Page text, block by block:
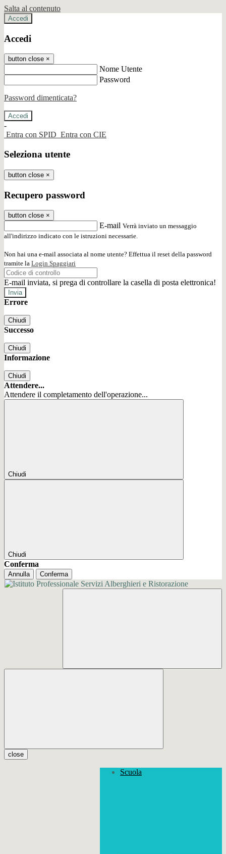
Salta al contenuto
Accedi
Accedi
button close ×
Nome Utente
Password
Password dimenticata?
-
Entra con SPID Entra con CIE
Seleziona utente
button close ×
Recupero password
button close ×
E-mail Verrà inviato un messaggio
all'indirizzo indicato con le istruzioni necessarie.
Non hai una e-mail associata al nome utente? Effettua il reset della password
tramite la Login Spaggiari
E-mail inviata, si prega di controllare la casella di posta elettronica!
Errore
Chiudi
Successo
Chiudi
Informazione
Chiudi
Attendere...
Attendere il completamento dell'operazione...
Chiudi
Chiudi
Conferma
Annulla Conferma
close
Scuola